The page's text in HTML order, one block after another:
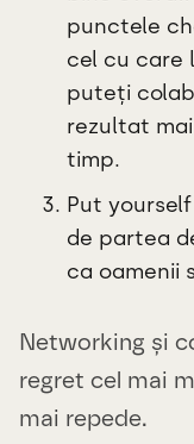
punctele
cel cu care
puteți
rezultat
timp.
Put
de partea
ca oamenii
Networking și
regret cel mai
mai repede.